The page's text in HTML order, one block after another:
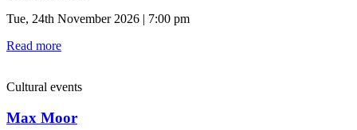
Tue, 24th November 2026 | 7:00 pm
Read more
Cultural events
Max Moor